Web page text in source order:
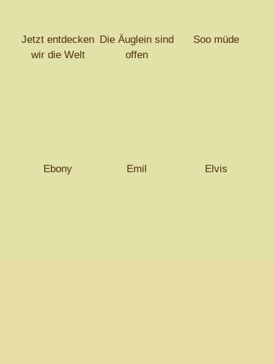
Jetzt entdecken
wir die Welt
Die Äuglein sind
offen
Soo müde
Ebony Emil Elvis